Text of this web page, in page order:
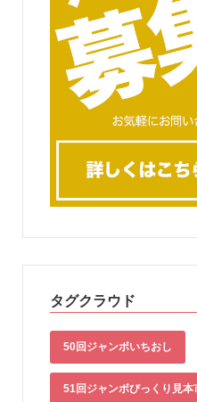
タグクラウド
50回ジャンボいちおし
51回ジャンボびっくり見